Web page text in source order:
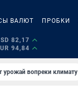
ВАЛЮТ ПРОБКИ
82,17
94,84
урожай вопреки климату